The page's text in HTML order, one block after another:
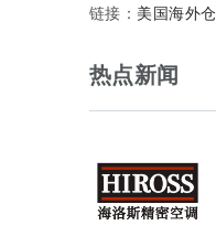
链接： 美国海外仓
热点新闻